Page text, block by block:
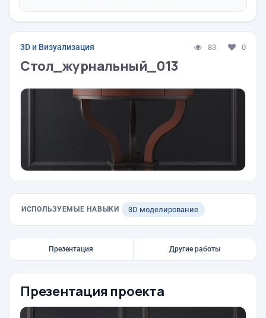
3D и Визуализация 83 0
Стол_журнальный_013
ИСПОЛЬЗУЕМЫЕ НАВЫКИ 3D моделирование
Презентация Другие работы
Презентация проекта